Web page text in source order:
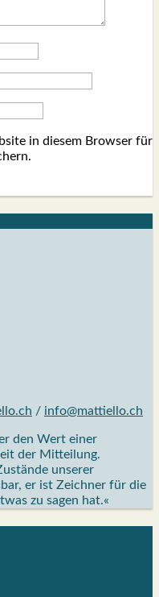
in diesem Browser für
/ info@mattiello.ch
den Wert einer
der Mitteilung.
unserer
er ist Zeichner für die
zu sagen hat.«